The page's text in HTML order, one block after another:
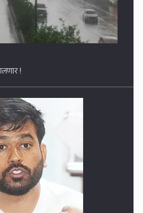
!
मंत्र्यांविरुद्ध गुन्हे दाखल का केले जात
सवाल